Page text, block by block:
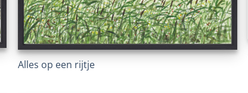
Alles op een rijtje